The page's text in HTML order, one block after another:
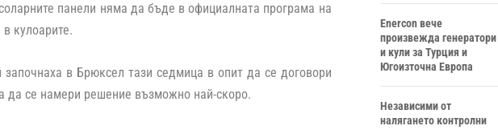
панели няма да бъде в официалната програма на
кулоарите.
започнаха в Брюксел тази седмица в опит да се договори
да се намери решение възможно най-скоро.
Enercon вече
произвежда генератори
и кули за Турция и
Югоизточна Европа
Независими от
налягането контролни